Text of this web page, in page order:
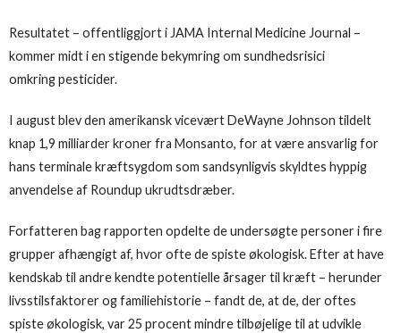
Resultatet – offentliggjort i JAMA Internal Medicine Journal –
kommer midt i en stigende bekymring om sundhedsrisici
omkring pesticider.
I august blev den amerikansk vicevært DeWayne Johnson tildelt
knap 1,9 milliarder kroner fra Monsanto, for at være ansvarlig for
hans terminale kræftsygdom som sandsynligvis skyldtes hyppig
anvendelse af Roundup ukrudtsdræber.
Forfatteren bag rapporten opdelte de undersøgte personer i fire
grupper afhængigt af, hvor ofte de spiste økologisk. Efter at have
kendskab til andre kendte potentielle årsager til kræft – herunder
livsstilsfaktorer og familiehistorie – fandt de, at de, der oftes
spiste økologisk, var 25 procent mindre tilbøjelige til at udvikle